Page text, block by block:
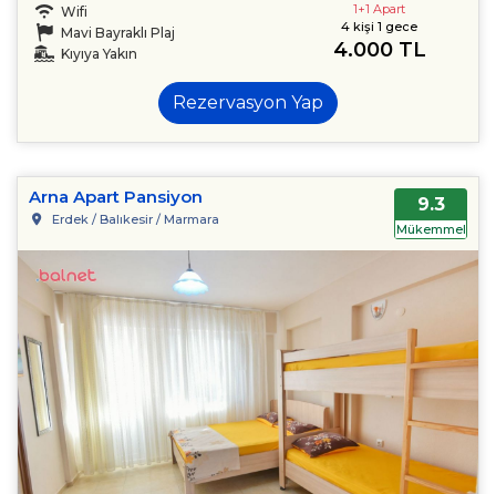
Wifi
Mavi Bayraklı Plaj
Kıyıya Yakın
1+1 Apart
4 kişi 1 gece
4.000 TL
Rezervasyon Yap
Arna Apart Pansiyon
Erdek / Balıkesir / Marmara
9.3
Mükemmel